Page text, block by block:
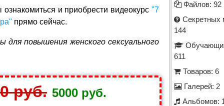
ознакомиться и приобрести видеокурс "7
прямо сейчас.
повышения женского сексуального
руб. 5000 руб.
Файлов: 92
Секретных
144
611
Товаров: 6
Галерей: 2
Альбомов: